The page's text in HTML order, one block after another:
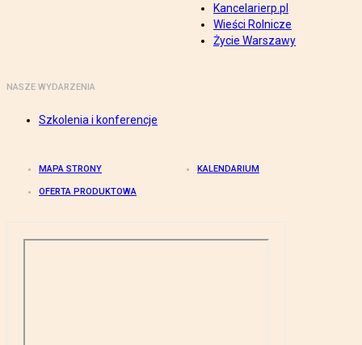
Kancelarierp.pl
Wieści Rolnicze
Życie Warszawy
NASZE WYDARZENIA
Szkolenia i konferencje
MAPA STRONY KALENDARIUM
OFERTA PRODUKTOWA